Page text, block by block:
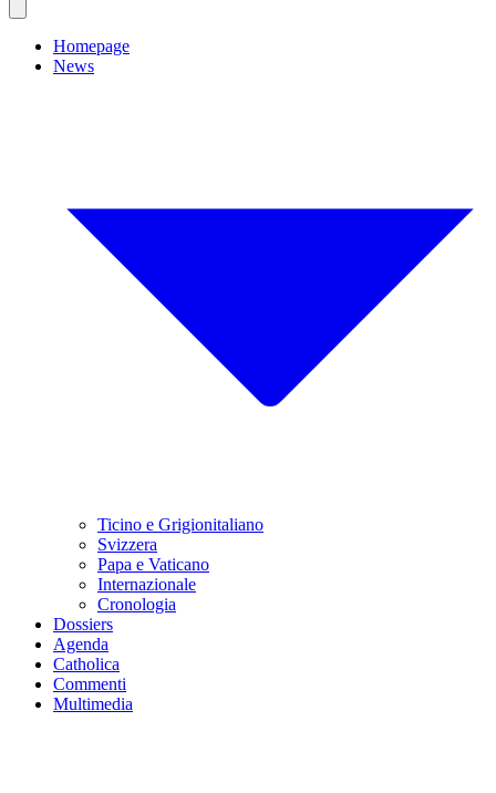
Homepage
News
Ticino e Grigionitaliano
Svizzera
Papa e Vaticano
Internazionale
Cronologia
Dossiers
Agenda
Catholica
Commenti
Multimedia